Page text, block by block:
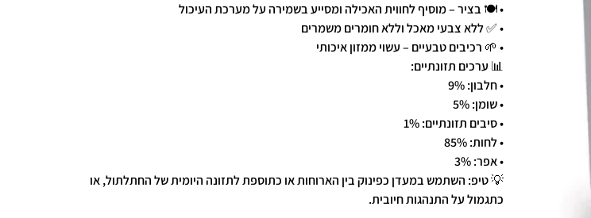
• 🍽️ בציר – מוסיף לחווית האכילה ומסייע בשמירה על מערכת העיכול
• ✅ ללא צבעי מאכל וללא חומרים משמרים
• 🌱 רכיבים טבעיים – עשוי ממזון איכותי
📊 ערכים תזונתיים:
• חלבון: 9%
• שומן: 5%
• סיבים תזונתיים: 1%
• לחות: 85%
• אפר: 3%
💡 טיפ: השתמש במעדן כפינוק בין הארוחות או כתוספת לתזונה היומית של החתלתול, או
כתגמול על התנהגות חיובית.